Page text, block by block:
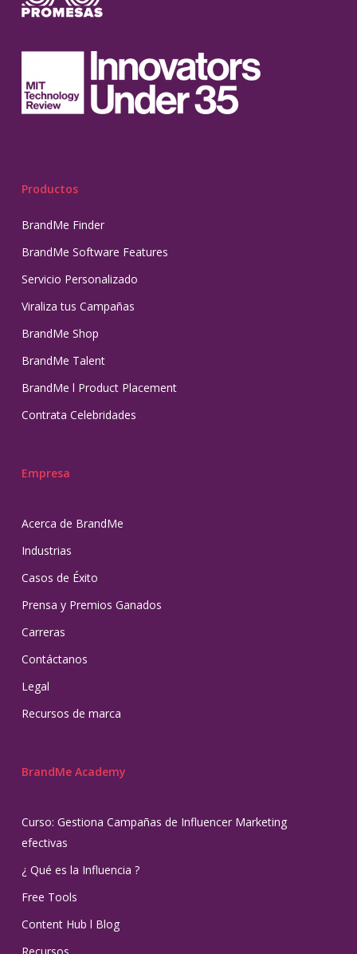
Productos
BrandMe Finder
BrandMe Software Features
Servicio Personalizado
Viraliza tus Campañas
BrandMe Shop
BrandMe Talent
BrandMe l Product Placement
Contrata Celebridades
Empresa
Acerca de BrandMe
Industrias
Casos de Éxito
Prensa y Premios Ganados
Carreras
Contáctanos
Legal
Recursos de marca
BrandMe Academy
Curso: Gestiona Campañas de Influencer Marketing
efectivas
¿ Qué es la Influencia ?
Free Tools
Content Hub l Blog